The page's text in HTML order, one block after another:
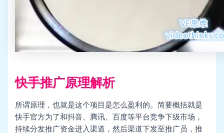
快手推广原理解析
所谓原理，也就是这个项目是怎么盈利的。简要概括就是
快手官方为了和抖音、腾讯、百度等平台竞争下级市场，
持续分发推广资金进入渠道，然后渠道下发至推广员，推